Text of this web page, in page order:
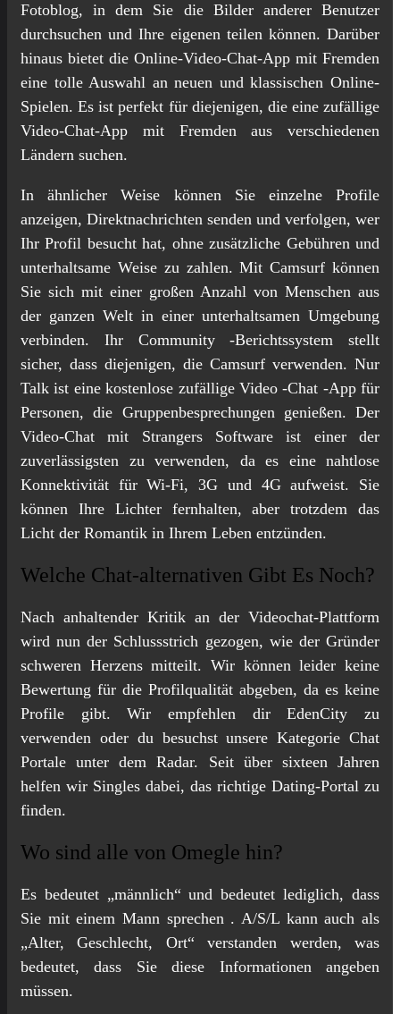
Fotoblog, in dem Sie die Bilder anderer Benutzer
durchsuchen und Ihre eigenen teilen können. Darüber
hinaus bietet die Online-Video-Chat-App mit Fremden
eine tolle Auswahl an neuen und klassischen Online-
Spielen. Es ist perfekt für diejenigen, die eine zufällige
Video-Chat-App mit Fremden aus verschiedenen
Ländern suchen.
In ähnlicher Weise können Sie einzelne Profile
anzeigen, Direktnachrichten senden und verfolgen, wer
Ihr Profil besucht hat, ohne zusätzliche Gebühren und
unterhaltsame Weise zu zahlen. Mit Camsurf können
Sie sich mit einer großen Anzahl von Menschen aus
der ganzen Welt in einer unterhaltsamen Umgebung
verbinden. Ihr Community -Berichtssystem stellt
sicher, dass diejenigen, die Camsurf verwenden. Nur
Talk ist eine kostenlose zufällige Video -Chat -App für
Personen, die Gruppenbesprechungen genießen. Der
Video-Chat mit Strangers Software ist einer der
zuverlässigsten zu verwenden, da es eine nahtlose
Konnektivität für Wi-Fi, 3G und 4G aufweist. Sie
können Ihre Lichter fernhalten, aber trotzdem das
Licht der Romantik in Ihrem Leben entzünden.
Welche Chat-alternativen Gibt Es Noch?
Nach anhaltender Kritik an der Videochat-Plattform
wird nun der Schlussstrich gezogen, wie der Gründer
schweren Herzens mitteilt. Wir können leider keine
Bewertung für die Profilqualität abgeben, da es keine
Profile gibt. Wir empfehlen dir EdenCity zu
verwenden oder du besuchst unsere Kategorie Chat
Portale unter dem Radar. Seit über sixteen Jahren
helfen wir Singles dabei, das richtige Dating-Portal zu
finden.
Wo sind alle von Omegle hin?
Es bedeutet „männlich“ und bedeutet lediglich, dass
Sie mit einem Mann sprechen . A/S/L kann auch als
„Alter, Geschlecht, Ort“ verstanden werden, was
bedeutet, dass Sie diese Informationen angeben
müssen.